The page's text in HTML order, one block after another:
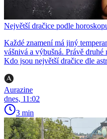
Největší dračice podle
Každé znamení má jiný
vášnivá a výbušná. Právě
Kdo jsou největší dračice dle
Aurazine
dnes, 11:02
3 min